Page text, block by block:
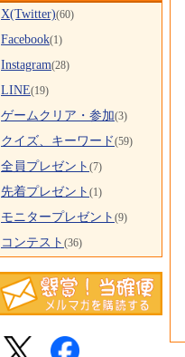
X(Twitter)(60)
Facebook(1)
Instagram(28)
LINE(19)
ゲームクリア・参加(3)
クイズ、キーワード(59)
全員プレゼント (7)
先着プレゼント (1)
モニタープレゼント (9)
コンテスト (36)